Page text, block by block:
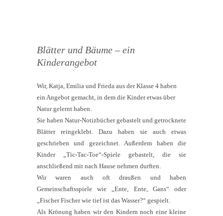
Blätter und Bäume – ein
Kinderangebot
Wir, Katja, Emilia und Frieda aus der Klasse 4 haben
ein Angebot gemacht, in dem die Kinder etwas über
Natur gelernt haben.
Sie haben Natur-Notizbücher gebastelt und getrocknete
Blätter reingeklebt. Dazu haben sie auch etwas
geschrieben und gezeichnet. Außerdem haben die
Kinder „Tic-Tac-Toe“-Spiele gebastelt, die sie
anschließend mit nach Hause nehmen durften.
Wir waren auch oft draußen und haben
Gemeinschaftsspiele wie „Ente, Ente, Gans“ oder
„Fischer Fischer wie tief ist das Wasser?“ gespielt.
Als Krönung haben wir den Kindern noch eine kleine